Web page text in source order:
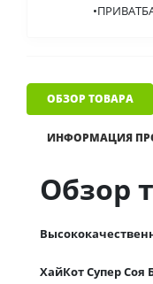
ОБЗОР ТОВАРА
ИНФОРМАЦИЯ
Обзор
ХайКот Супер Соя